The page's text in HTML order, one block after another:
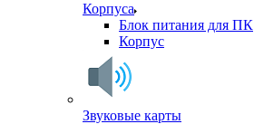
Корпуса
Блок питания для ПК
Корпус
Звуковые карты